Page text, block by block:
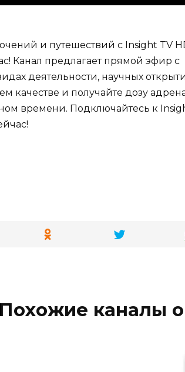
и путешествий с Insight TV
Канал предлагает прямой эфир с
деятельности, научных
качестве и получайте дозу
времени. Подключайтесь к
Похожие каналы